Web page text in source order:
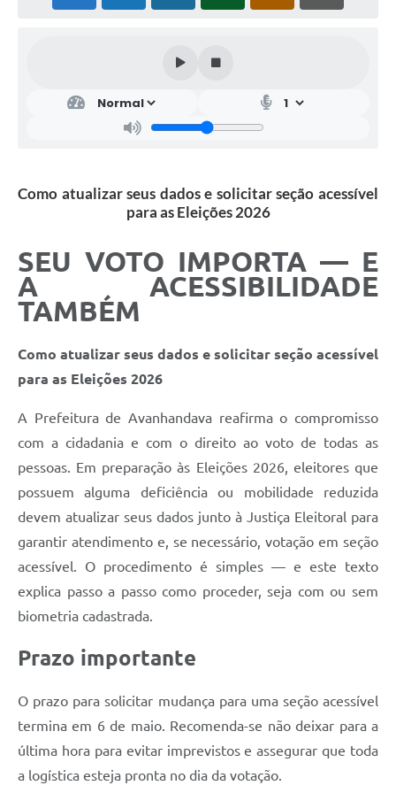
Como atualizar seus dados e solicitar seção acessível
para as Eleições 2026
SEU VOTO IMPORTA — E
A ACESSIBILIDADE
TAMBÉM
Como atualizar seus dados e solicitar seção acessível
para as Eleições 2026
A Prefeitura de Avanhandava reafirma o compromisso
com a cidadania e com o direito ao voto de todas as
pessoas. Em preparação às Eleições 2026, eleitores que
possuem alguma deficiência ou mobilidade reduzida
devem atualizar seus dados junto à Justiça Eleitoral para
garantir atendimento e, se necessário, votação em seção
acessível. O procedimento é simples — e este texto
explica passo a passo como proceder, seja com ou sem
biometria cadastrada.
Prazo importante
O prazo para solicitar mudança para uma seção acessível
termina em 6 de maio. Recomenda-se não deixar para a
última hora para evitar imprevistos e assegurar que toda
a logística esteja pronta no dia da votação.